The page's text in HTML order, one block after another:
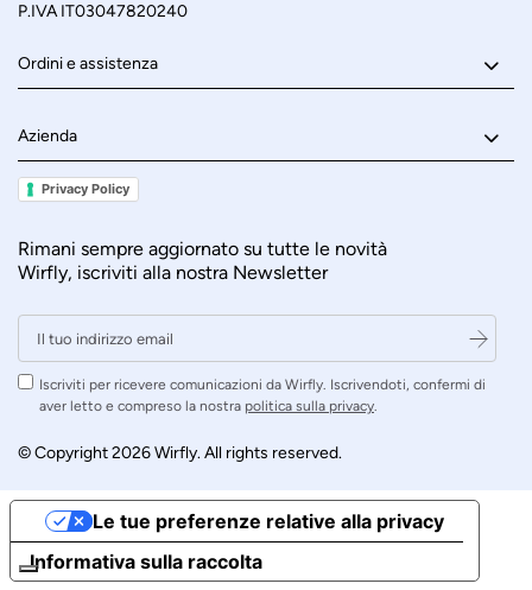
P.IVA IT03047820240
Ordini e assistenza
Azienda
Privacy Policy
Rimani sempre aggiornato su tutte le novità
Wirfly, iscriviti alla nostra Newsletter
Iscriviti per ricevere comunicazioni da Wirfly. Iscrivendoti, confermi di
aver letto e compreso la nostra politica sulla privacy.
© Copyright 2026 Wirfly. All rights reserved.
Informativa sulla raccolta
Le tue preferenze relative alla privacy